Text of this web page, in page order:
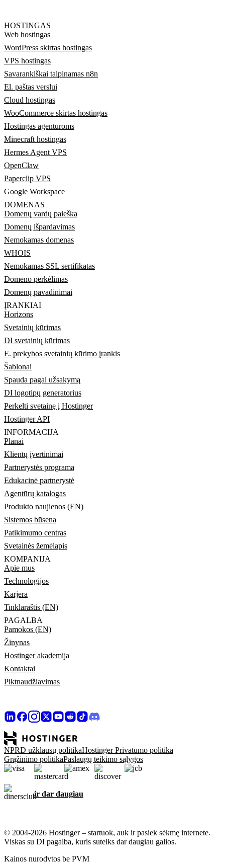
HOSTINGAS
Web hostingas
WordPress skirtas hostingas
VPS hostingas
Savarankiškai talpinamas n8n
El. paštas verslui
Cloud hostingas
WooCommerce skirtas hostingas
Hostingas agentūroms
Minecraft hostingas
Hermes Agent VPS
OpenClaw
Paperclip VPS
Google Workspace
DOMENAS
Domenų vardų paieška
Domenų išpardavimas
Nemokamas domenas
WHOIS
Nemokamas SSL sertifikatas
Domeno perkėlimas
Domenų pavadinimai
ĮRANKIAI
Horizons
Svetainių kūrimas
DI svetainių kūrimas
E. prekybos svetainių kūrimo įrankis
Šablonai
Spauda pagal užsakymą
DI logotipų generatorius
Perkelti svetainę į Hostinger
Hostinger API
INFORMACIJA
Planai
Klientų įvertinimai
Partnerystės programa
Edukacinė partnerystė
Agentūrų katalogas
Produkto naujienos (EN)
Sistemos būsena
Patikimumo centras
Svetainės žemėlapis
KOMPANIJA
Apie mus
Technologijos
Karjera
Tinklaraštis (EN)
PAGALBA
Pamokos (EN)
Žinynas
Hostinger akademija
Kontaktai
Piktnaudžiavimas
NPRD užklausų politikaHostinger Privatumo politika
Grąžinimo politikaPaslaugų teikimo sąlygos
ir dar daugiau
© 2004-2026 Hostinger – startuok, auk ir pasiek sėkmę internete.
Viskas su DI pagalba, kuris suteiks dar daugiau galios.
Kainos nurodytos be PVM